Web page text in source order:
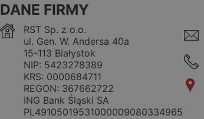
DANE FIRMY
RST Sp. z o.o.
ul. Gen. W. Andersa 40a
15-113 Białystok
NIP: 5423278389
KRS: 0000684711
REGON: 367662722
ING Bank Śląski SA
PL49105019531000009080334965